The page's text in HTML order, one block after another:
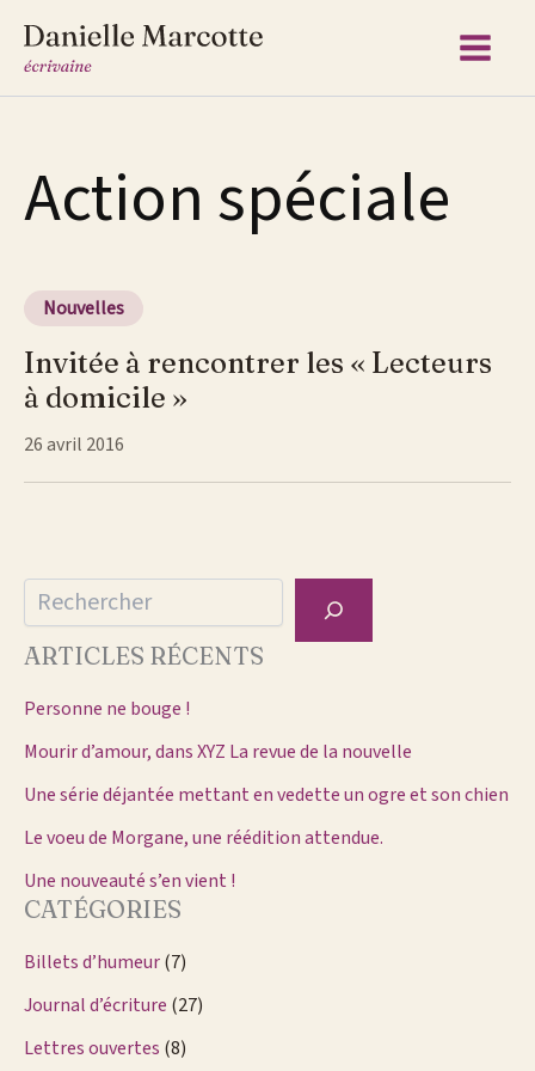
Aller
contenu
Action spéciale
Nouvelles
Invitée à rencontrer les « Lecteurs
à domicile »
26 avril 2016
Rechercher
ARTICLES RÉCENTS
Personne ne bouge !
Mourir d’amour, dans XYZ La revue de la nouvelle
Une série déjantée mettant en vedette un ogre et son chien
Le voeu de Morgane, une réédition attendue.
Une nouveauté s’en vient !
CATÉGORIES
Billets d’humeur(7)
Journal d’écriture (27)
Lettres ouvertes (8)